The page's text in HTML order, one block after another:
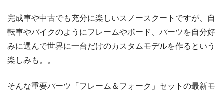
完成車や中古でも充分に楽しいスノースクートですが、自
転車やバイクのようにフレームやボード、パーツを自分好
みに選んで世界に一台だけのカスタムモデルを作るという
楽しみも。。
そんな重要パーツ「フレーム＆フォーク」セットの最新モ